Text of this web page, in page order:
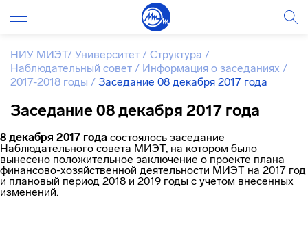
НИУ МИЭТ/ Университет / Структура /
Наблюдательный совет / Информация о заседаниях /
2017-2018 годы / Заседание 08 декабря 2017 года
Заседание 08 декабря 2017 года
8 декабря 2017 года состоялось заседание
Наблюдательного совета МИЭТ, на котором было
вынесено положительное заключение о проекте плана
финансово-хозяйственной деятельности МИЭТ на 2017 год
и плановый период 2018 и 2019 годы с учетом внесенных
изменений.